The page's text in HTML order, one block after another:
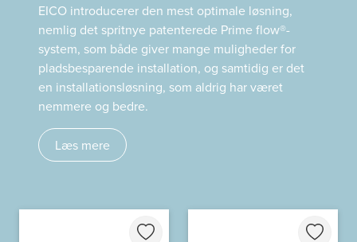
EICO introducerer den mest optimale løsning,
nemlig det spritnye patenterede Prime flow®-
system, som både giver mange muligheder for
pladsbesparende installation, og samtidig er det
en installationsløsning, som aldrig har været
nemmere og bedre.
Læs mere